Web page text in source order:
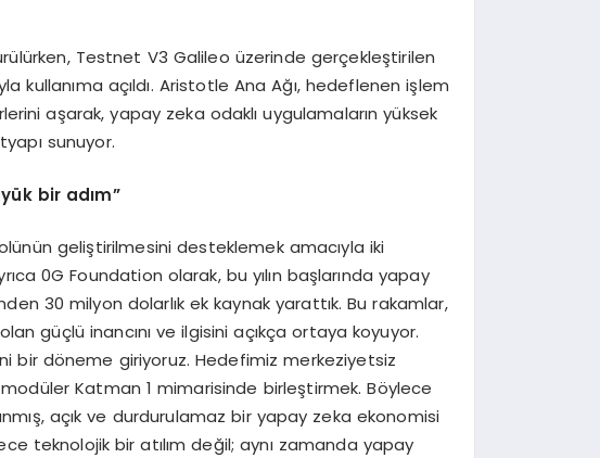
Testnet V3 Galileo üzerinde gerçekleştirilen
kullanıma açıldı. Aristotle Ana Ağı, hedeflenen işlem
aşarak, yapay zeka odaklı uygulamaların yüksek
sunuyor.
bir adım”
geliştirilmesini desteklemek amacıyla iki
0G Foundation olarak, bu yılın başlarında yapay
30 milyon dolarlık ek kaynak yarattık. Bu rakamlar,
güçlü inancını ve ilgisini açıkça ortaya koyuyor.
bir döneme giriyoruz. Hedefimiz merkeziyetsiz
Katman 1 mimarisinde birleştirmek. Böylece
açık ve durdurulamaz bir yapay zeka ekonomisi
teknolojik bir atılım değil; aynı zamanda yapay